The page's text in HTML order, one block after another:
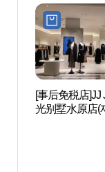
클라인 진 언
빌라스 수원점)
[事后免税店]JJ
光别墅水原店(